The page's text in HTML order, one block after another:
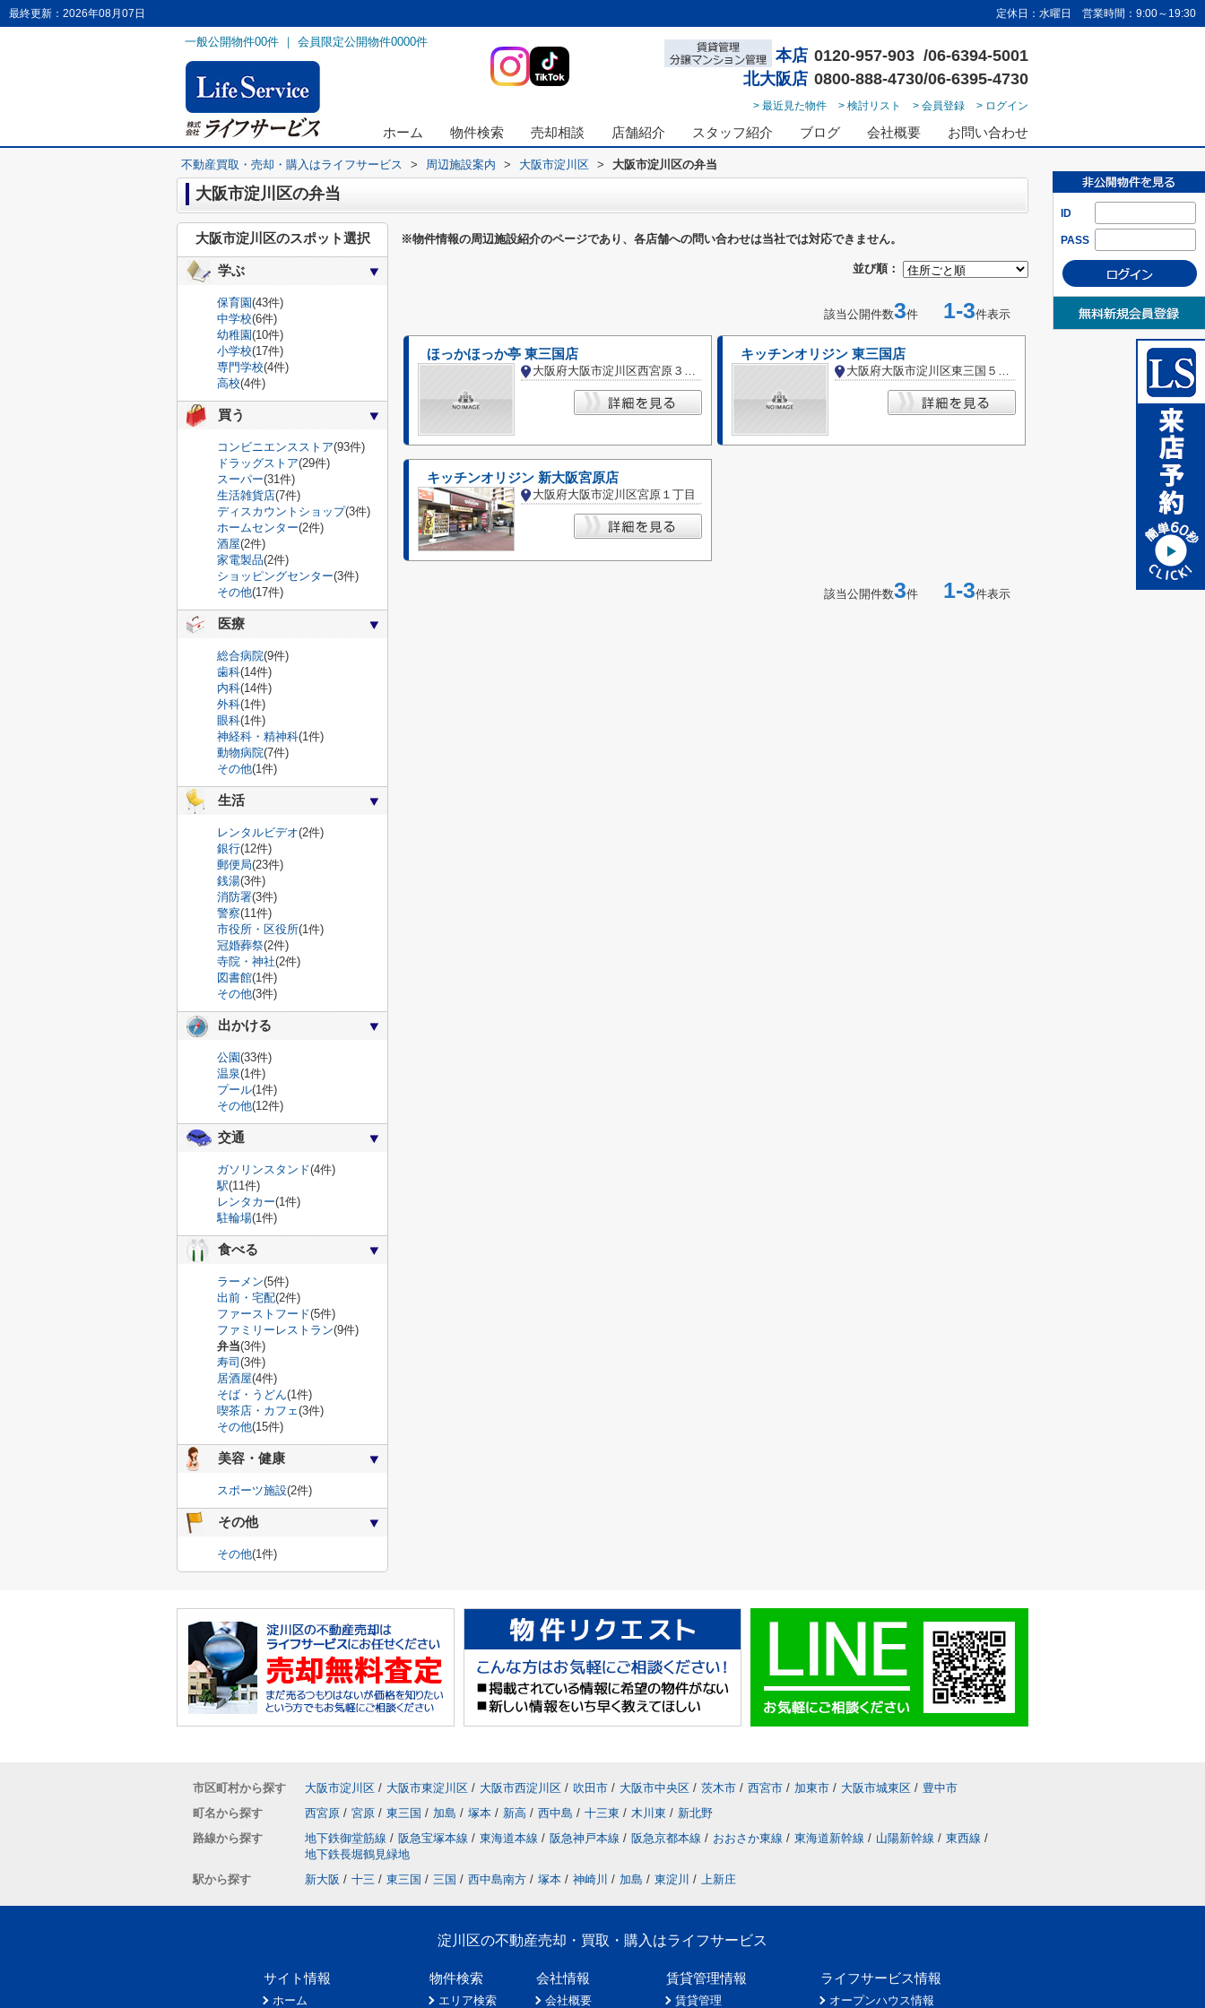
最終更新：2026年08月07日 定休日：水曜日 営業時間：9:00～19:30
一般公開物件00件 ｜ 会員限定公開物件0000件
本店 0120-957-903 /06-6394-5001
北大阪店 0800-888-4730/06-6395-4730
> 最近見た物件 > 検討リスト > 会員登録 > ログイン
ホーム 物件検索 売却相談 店舗紹介 スタッフ紹介 ブログ 会社概要 お問い合わせ
ID
PASS
不動産買取・売却・購入はライフサービス > 周辺施設案内 > 大阪市淀川区 > 大阪市淀川区の弁当
大阪市淀川区の弁当
※物件情報の周辺施設紹介のページであり、各店舗への問い合わせは当社では対応できません。
並び順：
該当公開件数3件 1-3件表示
ほっかほっか亭 東三国店
大阪府大阪市淀川区西宮原３丁目
キッチンオリジン 東三国店
大阪府大阪市淀川区東三国５丁目
キッチンオリジン 新大阪宮原店
大阪府大阪市淀川区宮原１丁目
該当公開件数3件 1-3件表示
大阪市淀川区のスポット選択
学ぶ
保育園(43件)
中学校(6件)
幼稚園(10件)
小学校(17件)
専門学校(4件)
高校(4件)
買う
コンビニエンスストア(93件)
ドラッグストア(29件)
スーパー(31件)
生活雑貨店(7件)
ディスカウントショップ(3件)
ホームセンター(2件)
酒屋(2件)
家電製品(2件)
ショッピングセンター(3件)
その他(17件)
医療
総合病院(9件)
歯科(14件)
内科(14件)
外科(1件)
眼科(1件)
神経科・精神科(1件)
動物病院(7件)
その他(1件)
生活
レンタルビデオ(2件)
銀行(12件)
郵便局(23件)
銭湯(3件)
消防署(3件)
警察(11件)
市役所・区役所(1件)
冠婚葬祭(2件)
寺院・神社(2件)
図書館(1件)
その他(3件)
出かける
公園(33件)
温泉(1件)
プール(1件)
その他(12件)
交通
ガソリンスタンド(4件)
駅(11件)
レンタカー(1件)
駐輪場(1件)
食べる
ラーメン(5件)
出前・宅配(2件)
ファーストフード(5件)
ファミリーレストラン(9件)
弁当(3件)
寿司 (3件)
居酒屋(4件)
そば・うどん(1件)
喫茶店・カフェ(3件)
その他(15件)
美容・健康
スポーツ施設(2件)
その他
その他(1件)
市区町村から探す 大阪市淀川区 / 大阪市東淀川区 / 大阪市西淀川区 / 吹田市 / 大阪市中央区 / 茨木市 / 西宮市 / 加東市 / 大阪市城東区 / 豊中市
町名から探す
西宮原 / 宮原 / 東三国 / 加島 / 塚本 / 新高 / 西中島 / 十三東 / 木川東 / 新北野
路線から探す
地下鉄御堂筋線 / 阪急宝塚本線 / 東海道本線 / 阪急神戸本線 / 阪急京都本線 / おおさか東線 / 東海道新幹線 / 山陽新幹線 / 東西線 /
地下鉄長堀鶴見緑地
駅から探す
新大阪 / 十三 / 東三国 / 三国 / 西中島南方 / 塚本 / 神崎川 / 加島 / 東淀川 / 上新庄
淀川区の不動産売却・買取・購入はライフサービス
サイト情報
ホーム
物件検索
エリア検索
会社情報
会社概要
賃貸管理情報
賃貸管理
ライフサービス情報
オープンハウス情報